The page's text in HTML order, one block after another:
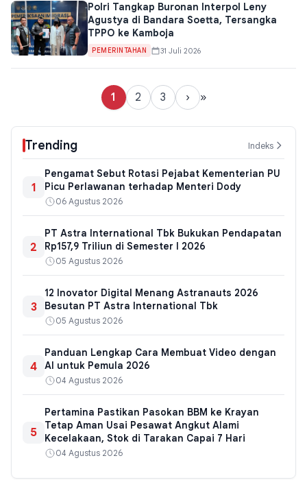
Polri Tangkap Buronan Interpol Leny
Agustya di Bandara Soetta, Tersangka
TPPO ke Kamboja
PEMERINTAHAN 31 Juli 2026
1 2 3 › »
Trending Indeks
1
Pengamat Sebut Rotasi Pejabat Kementerian PU
Picu Perlawanan terhadap Menteri Dody
06 Agustus 2026
2
PT Astra International Tbk Bukukan Pendapatan
Rp157,9 Triliun di Semester I 2026
05 Agustus 2026
3
12 Inovator Digital Menang Astranauts 2026
Besutan PT Astra International Tbk
05 Agustus 2026
4
Panduan Lengkap Cara Membuat Video dengan
AI untuk Pemula 2026
04 Agustus 2026
5
Pertamina Pastikan Pasokan BBM ke Krayan
Tetap Aman Usai Pesawat Angkut Alami
Kecelakaan, Stok di Tarakan Capai 7 Hari
04 Agustus 2026